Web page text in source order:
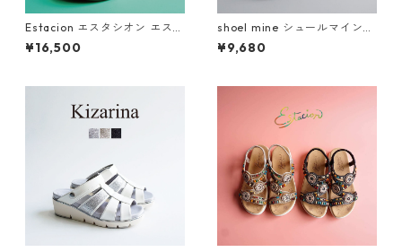
Estacion エスタシオン エスニ
ック調フラワーカット本革ス
トラップサンダル 2522-5
¥16,500
shoel mine シュールマイン
ビジューアシンメトリー厚底
ミュールサンダル SM7656
¥9,680